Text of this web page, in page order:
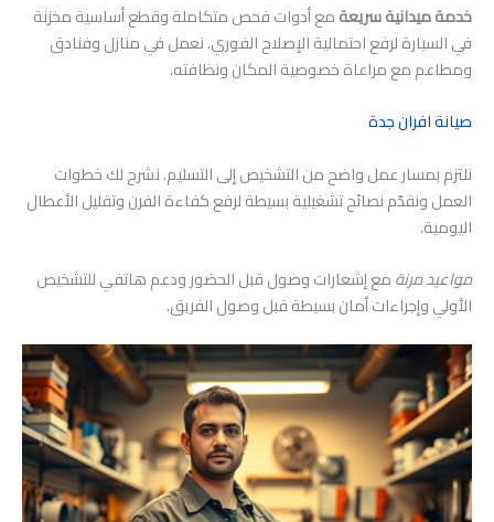
خدمة ميدانية سريعةمع أدوات فحص متكاملة وقطع أساسية مخزنة
في السيارة لرفع احتمالية الإصلاح الفوري. نعمل في منازل وفنادق
ومطاعم مع مراعاة خصوصية المكان ونظافته.
صيانة افران جدة
نلتزم بمسار عمل واضح من التشخيص إلى التسليم. نشرح لك خطوات
العمل ونقدّم نصائح تشغيلية بسيطة لرفع كفاءة الفرن وتقليل الأعطال
اليومية.
مواعيد مرنةمع إشعارات وصول قبل الحضور ودعم هاتفي للتشخيص
الأولي وإجراءات أمان بسيطة قبل وصول الفريق.